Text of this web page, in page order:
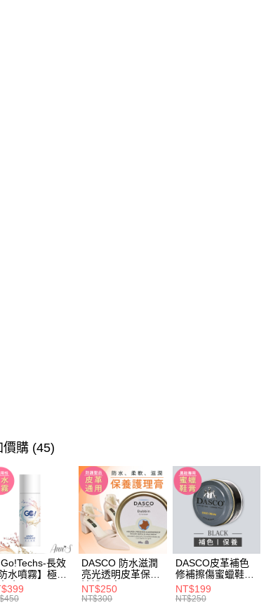
價購 (45)
Go!Techs-長效
水噴霧】極效
噴霧 280ml
DASCO 防水滋潤
亮光透明皮革保養
油護理膏
NT$250
NT$300
DASCO皮革補色
修補擦傷蜜蠟鞋膏-
黑
NT$199
NT$250